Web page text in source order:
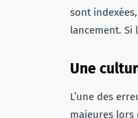
sont
lancement. Si
Une
L’une des
majeures lors